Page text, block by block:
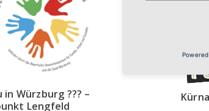
Würzburg ??? –
Lengfeld